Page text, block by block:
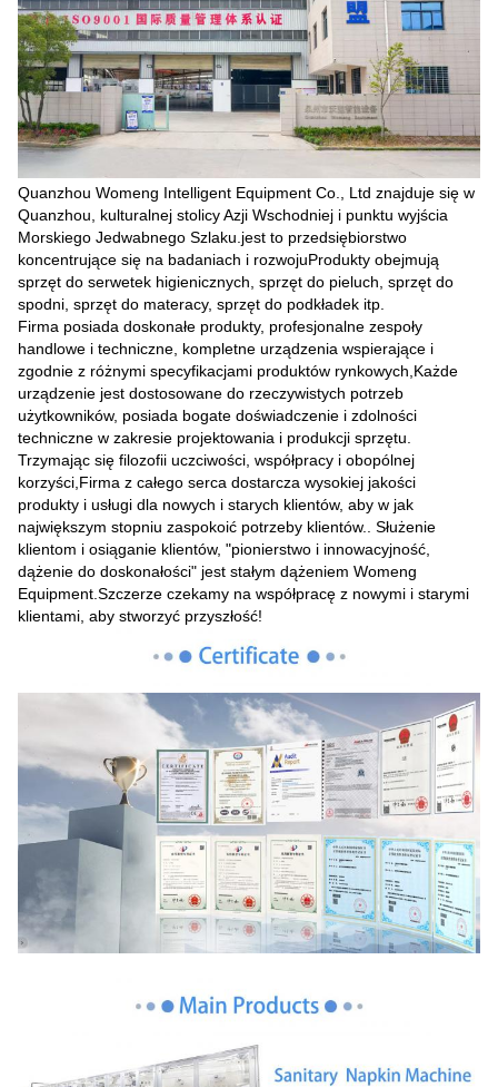
Quanzhou Womeng Intelligent Equipment Co., Ltd znajduje się w
Quanzhou, kulturalnej stolicy Azji Wschodniej i punktu wyjścia
Morskiego Jedwabnego Szlaku.jest to przedsiębiorstwo
koncentrujące się na badaniach i rozwojuProdukty obejmują
sprzęt do serwetek higienicznych, sprzęt do pieluch, sprzęt do
spodni, sprzęt do materacy, sprzęt do podkładek itp.
Firma posiada doskonałe produkty, profesjonalne zespoły
handlowe i techniczne, kompletne urządzenia wspierające i
zgodnie z różnymi specyfikacjami produktów rynkowych,Każde
urządzenie jest dostosowane do rzeczywistych potrzeb
użytkowników, posiada bogate doświadczenie i zdolności
techniczne w zakresie projektowania i produkcji sprzętu.
Trzymając się filozofii uczciwości, współpracy i obopólnej
korzyści,Firma z całego serca dostarcza wysokiej jakości
produkty i usługi dla nowych i starych klientów, aby w jak
największym stopniu zaspokoić potrzeby klientów.. Służenie
klientom i osiąganie klientów, "pionierstwo i innowacyjność,
dążenie do doskonałości" jest stałym dążeniem Womeng
Equipment.Szczerze czekamy na współpracę z nowymi i starymi
klientami, aby stworzyć przyszłość!